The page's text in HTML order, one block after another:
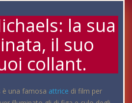
la sua
il suo
collant.
è una famosa attrice di film per